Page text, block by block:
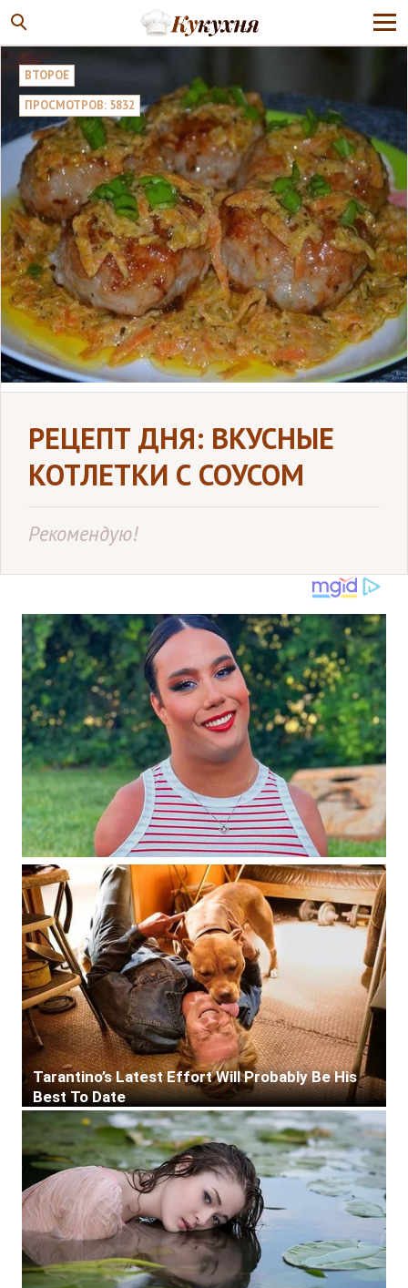
ВТОРОЕ
ПРОСМОТРОВ: 5832
РЕЦЕПТ ДНЯ: ВКУСНЫЕ
КОТЛЕТКИ С СОУСОМ
Рекомендую!